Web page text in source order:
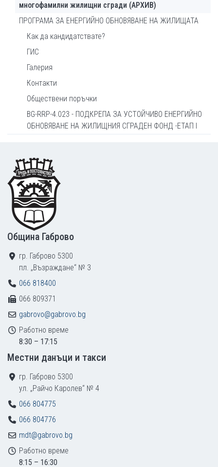
многофамилни жилищни сгради (АРХИВ)
ПРОГРАМА ЗА ЕНЕРГИЙНО ОБНОВЯВАНЕ НА ЖИЛИЩАТА
Как да кандидатствате?
ГИС
Галерия
Контакти
Обществени поръчки
BG-RRP-4.023 - ПОДКРЕПА ЗА УСТОЙЧИВО ЕНЕРГИЙНО
ОБНОВЯВАНЕ НА ЖИЛИЩНИЯ СГРАДЕН ФОНД -ЕТАП I
Footer
Община Габрово
гр. Габрово 5300
пл. „Възраждане“ № 3
066 818400
066 809371
gabrovo@gabrovo.bg
Работно време
8:30 – 17:15
Местни данъци и такси
гр. Габрово 5300
ул. „Райчо Каролев“ № 4
066 804775
066 804776
mdt@gabrovo.bg
Работно време
8:15 – 16:30